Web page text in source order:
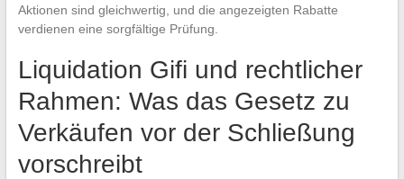
Aktionen sind gleichwertig, und die angezeigten Rabatte
verdienen eine sorgfältige Prüfung.
Liquidation Gifi und rechtlicher
Rahmen: Was das Gesetz zu
Verkäufen vor der Schließung
vorschreibt